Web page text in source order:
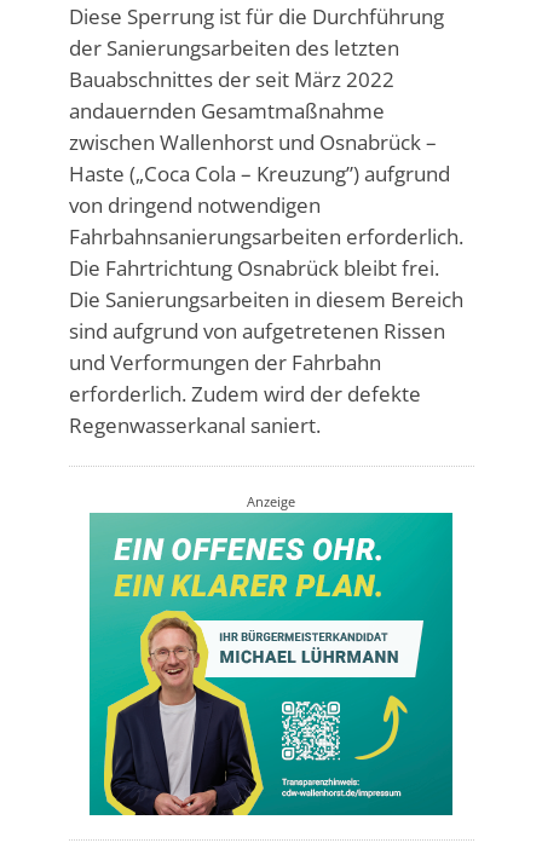
Diese Sperrung ist für die Durchführung
der Sanierungsarbeiten des letzten
Bauabschnittes der seit März 2022
andauernden Gesamtmaßnahme
zwischen Wallenhorst und Osnabrück –
Haste („Coca Cola – Kreuzung”) aufgrund
von dringend notwendigen
Fahrbahnsanierungsarbeiten erforderlich.
Die Fahrtrichtung Osnabrück bleibt frei.
Die Sanierungsarbeiten in diesem Bereich
sind aufgrund von aufgetretenen Rissen
und Verformungen der Fahrbahn
erforderlich. Zudem wird der defekte
Regenwasserkanal saniert.
Anzeige